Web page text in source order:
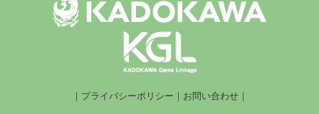
プライバシーポリシー お問い合わせ｜